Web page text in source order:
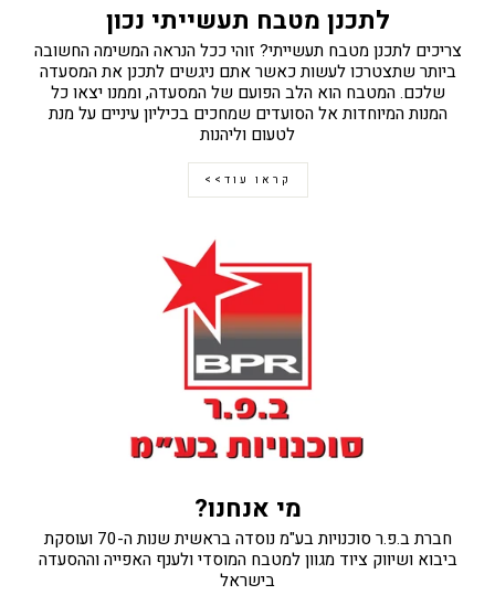
לתכנן מטבח תעשייתי נכון
צריכים לתכנן מטבח תעשייתי? זוהי ככל הנראה המשימה החשובה
ביותר שתצטרכו לעשות כאשר אתם ניגשים לתכנן את המסעדה
שלכם. המטבח הוא הלב הפועם של המסעדה, וממנו יצאו כל
המנות המיוחדות אל הסועדים שמחכים בכיליון עיניים על מנת
לטעום וליהנות
קראו עוד>>
מי אנחנו?
חברת ב.פ.ר סוכנויות בע"מ נוסדה בראשית שנות ה-70 ועוסקת
ביבוא ושיווק ציוד מגוון למטבח המוסדי ולענף האפייה וההסעדה
בישראל